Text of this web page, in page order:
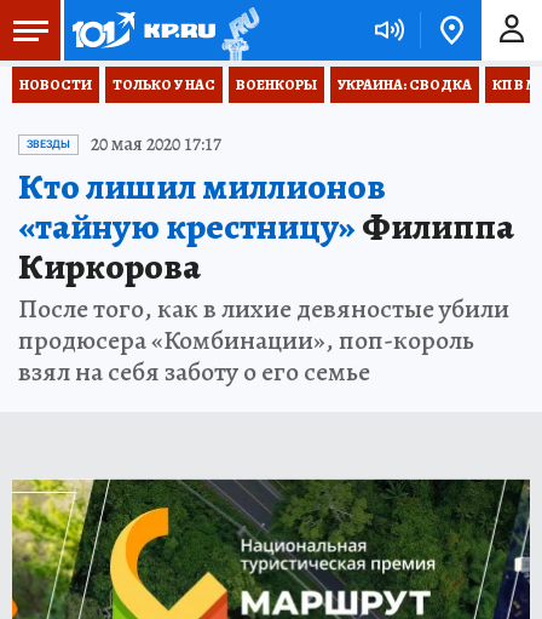
НОВОСТИ ТОЛЬКО У НАС ВОЕНКОРЫ УКРАИНА: СВОДКА КП В
ЗВЕЗДЫ 20 мая 2020 17:17
Кто лишил миллионов
«тайную крестницу»Филиппа
Киркорова
После того, как в лихие девяностые убили
продюсера «Комбинации», поп-король
взял на себя заботу о его семье